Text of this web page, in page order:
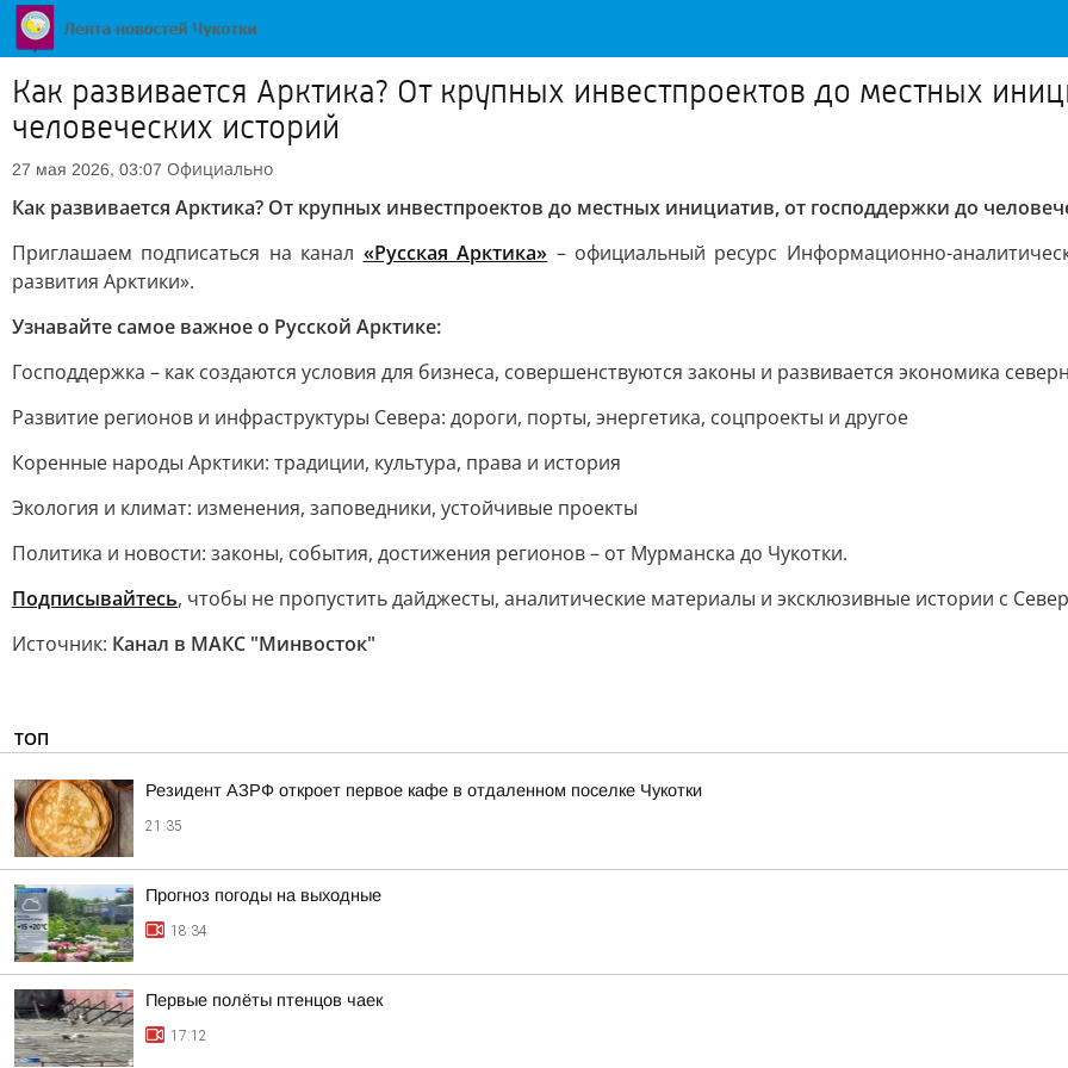
Как развивается Арктика? От крупных инвестпроектов до местных
человеческих историй
27 мая 2026, 03:07 Официально
Как развивается Арктика? От крупных инвестпроектов до местных инициатив, от господдержки до
Приглашаем подписаться на канал «Русская Арктика» – официальный ресурс Информационно-
развития Арктики».
Узнавайте самое важное о Русской Арктике:
Господдержка – как создаются условия для бизнеса, совершенствуются законы и развивается экономика
Развитие регионов и инфраструктуры Севера: дороги, порты, энергетика, соцпроекты и другое
Коренные народы Арктики: традиции, культура, права и история
Экология и климат: изменения, заповедники, устойчивые проекты
Политика и новости: законы, события, достижения регионов – от Мурманска до Чукотки.
Подписывайтесь, чтобы не пропустить дайджесты, аналитические материалы и эксклюзивные истории с
Источник: Канал в МАКС "Минвосток"
ТОП
Резидент АЗРФ откроет первое кафе в отдаленном поселке Чукотки
21:35
Прогноз погоды на выходные
18:34
Первые полёты птенцов чаек
17:12